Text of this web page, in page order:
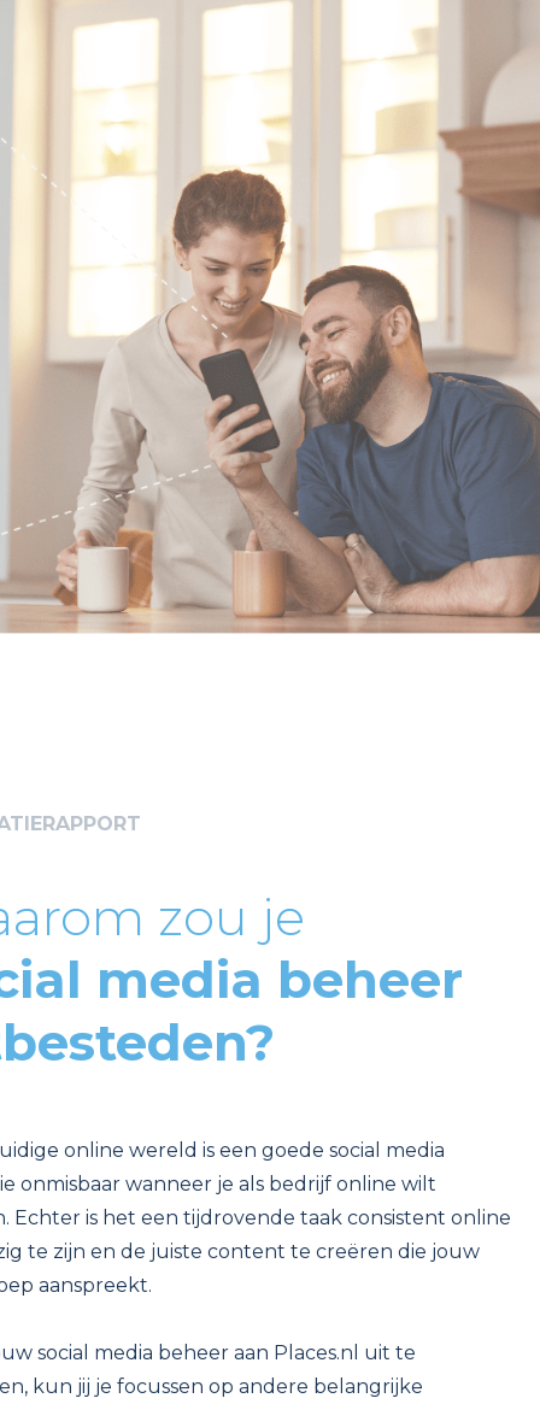
zou je
media beheer
online wereld is een goede social media
onmisbaar wanneer je als bedrijf online wilt
Echter is het een tijdrovende taak consistent online
te zijn en de juiste content te creëren die jouw
aanspreekt.
social media beheer aan Places.nl uit te
kun jij je focussen op andere belangrijke